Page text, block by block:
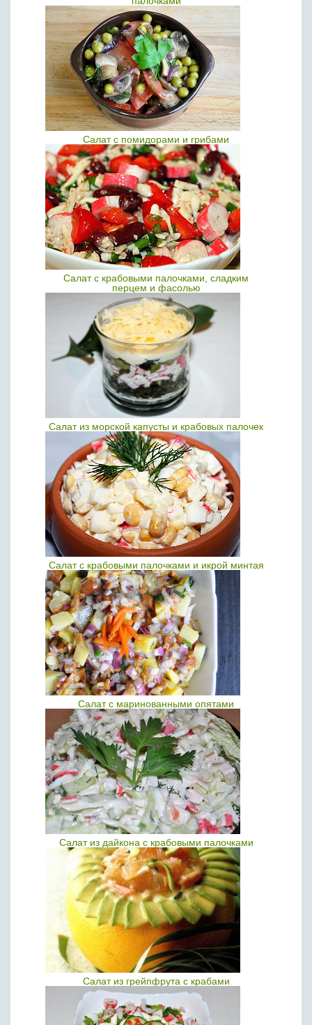
Салат с помидорами и грибами
Салат с крабовыми палочками, сладким
перцем и фасолью
Салат из морской капусты и крабовых палочек
Салат с крабовыми палочками и икрой минтая
Салат с маринованными опятами
Салат из дайкона с крабовыми палочками
Салат из грейпфрута с крабами